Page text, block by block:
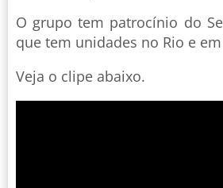
O grupo tem patrocínio do
que tem unidades no Rio e
Veja o clipe abaixo.